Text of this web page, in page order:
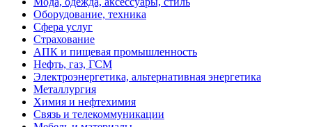
Оборудование, техника
Сфера услуг
Страхование
АПК и пищевая промышленность
Нефть, газ, ГСМ
Электроэнергетика, альтернативная энергетика
Металлургия
Химия и нефтехимия
Связь и телекоммуникации